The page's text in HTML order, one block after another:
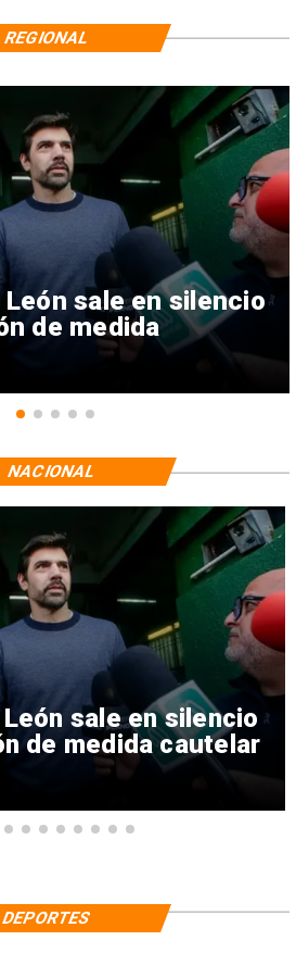
sale en silencio
de medida
REGIONAL
sale en silencio
de medida cautelar
NACIONAL
DEPORTES